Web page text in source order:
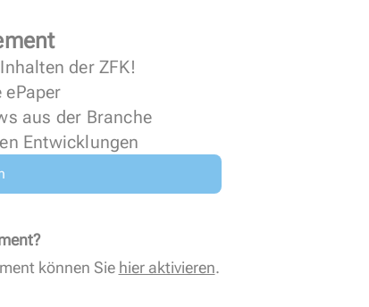
der ZFK!
aus der Branche
Entwicklungen
können Sie hier aktivieren.